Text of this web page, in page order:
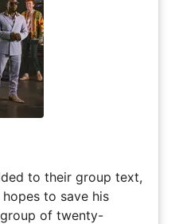
to their group text,
to save his
of twenty-